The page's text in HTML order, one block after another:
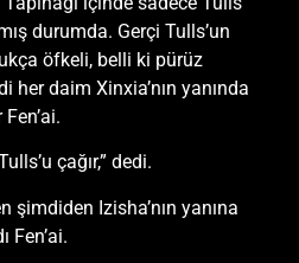
durumda. Gerçi Tulls’un
öfkeli, belli ki pürüz
her daim Xinxia’nın yanında
çağır,” dedi.
şimdiden Izisha’nın yanına
Fen’ai.